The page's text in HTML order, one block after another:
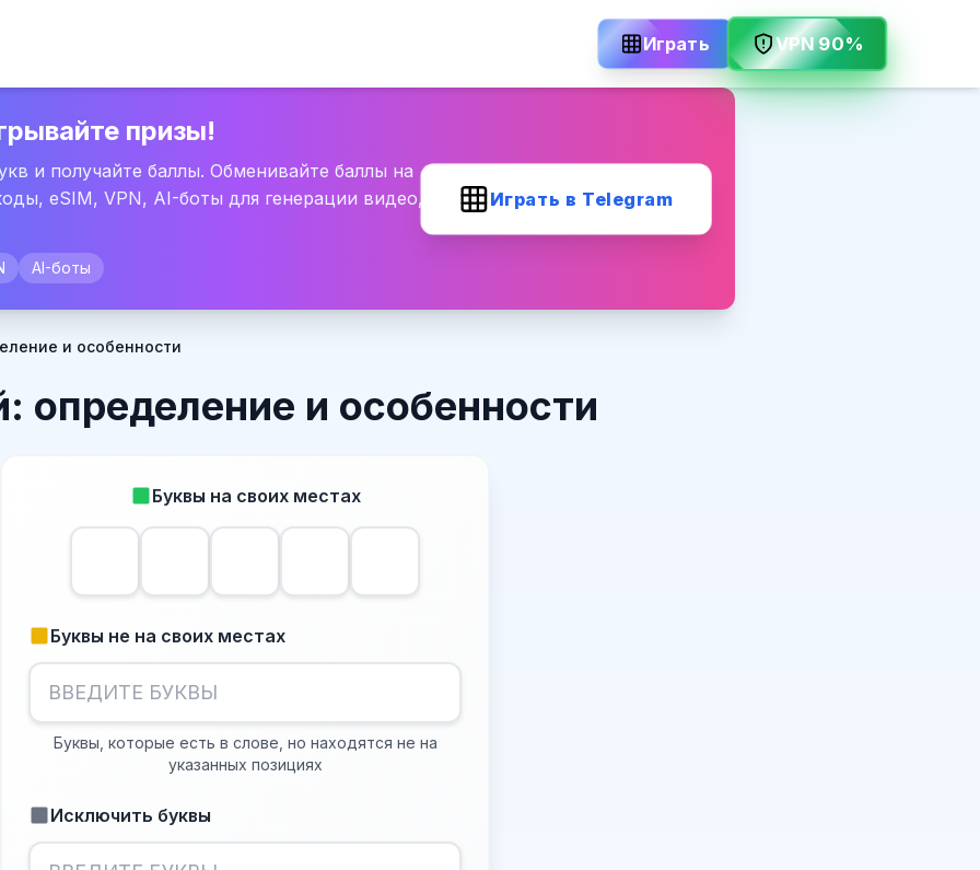
Играть VPN 90%
призы!
и получайте баллы. Обменивайте баллы на
eSIM, VPN, AI-боты для генерации видео,
AI-боты
Играть в Telegram
и особенности
определение и особенности
Буквы на своих местах
Буквы не на своих местах
Буквы, которые есть в слове, но находятся не на
указанных позициях
Исключить буквы